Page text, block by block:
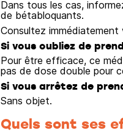
Dans tous les cas,
de bétabloquants.
Consultez
Si vous oubliez de
Pour être efficace, ce
pas de dose double pour
Si vous arrêtez de
Sans objet.
Quels sont ses